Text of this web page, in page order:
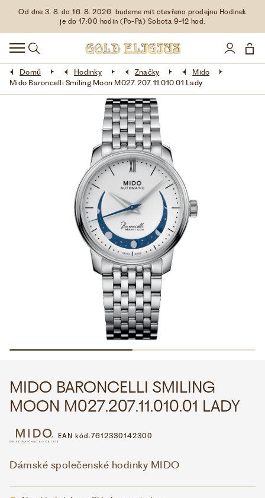
Od dne 3. 8. do 16. 8. 2026 budeme mít otevřeno prodejnu Hodinek
je do 17:00 hodin (Po-Pá) Sobota 9-12 hod.
HODINKY
DOPLŇKY
ŠPERKY
LIMITOVANÉ EDICE
VŠE O NÁKUPU
WHATSAPP
VOLEJTE 9:00–18:00+420 775 138 346
Domů Hodinky Značky
Mido
Mido Baroncelli Smiling Moon M027.207.11.010.01 Lady
MIDO BARONCELLI SMILING
MOON M027.207.11.010.01 LADY
EAN kód:7612330142300
Dámské společenské hodinky MIDO